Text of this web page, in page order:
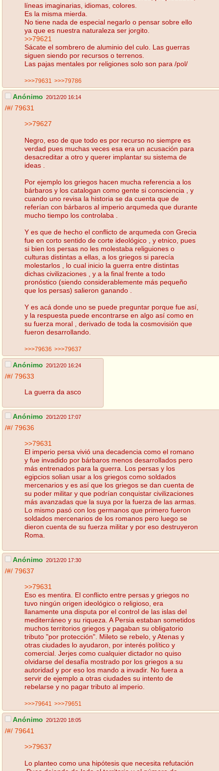
líneas imaginarias, idiomas, colores.
Es la misma mierda.
No tiene nada de especial negarlo o pensar sobre ello
ya que es nuestra naturaleza ser jorgito.
>>79621
Sácate el sombrero de aluminio del culo. Las guerras
siguen siendo por recursos o terrenos.
Las pajas mentales por religiones solo son para /pol/
>>>79631 >>>79786
Anónimo 20/12/20 16:14
/#/ 79631
>>79627
Negro, eso de que todo es por recurso no siempre es
verdad pues muchas veces esa era un acusación para
desacreditar a otro y querer implantar su sistema de
ideas .
Por ejemplo los griegos hacen mucha referencia a los
bárbaros y los catalogan como gente si consciencia , y
cuando uno revisa la historia se da cuenta que de
referían con bárbaros al imperio arqumeda que durante
mucho tiempo los controlaba .
Y es que de hecho el conflicto de arqumeda con Grecia
fue en corto sentido de corte ideológico , y etnico, pues
si bien los persas no les molestaba religuiones o
culturas distintas a ellas, a los griegos si parecía
molestarlos , lo cual inicio la guerra entre distintas
dichas civilizaciones , y a la final frente a todo
pronóstico (siendo considerablemente más pequeño
que los persas) salieron ganando .
Y es acá donde uno se puede preguntar porque fue así,
y la respuesta puede encontrarse en algo así como en
su fuerza moral , derivado de toda la cosmovisión que
fueron desarrollando.
>>>79636 >>>79637
Anónimo 20/12/20 16:24
/#/ 79633
La guerra da asco
Anónimo 20/12/20 17:07
/#/ 79636
>>79631
El imperio persa vivió una decadencia como el romano
y fue invadido por bárbaros menos desarrollados pero
más entrenados para la guerra. Los persas y los
egipcios solian usar a los griegos como soldados
mercenarios y es así que los griegos se dan cuenta de
su poder militar y que podrían conquistar civilizaciones
más avanzadas que la suya por la fuerza de las armas.
Lo mismo pasó con los germanos que primero fueron
soldados mercenarios de los romanos pero luego se
dieron cuenta de su fuerza militar y por eso destruyeron
Roma.
Anónimo 20/12/20 17:30
/#/ 79637
>>79631
Eso es mentira. El conflicto entre persas y griegos no
tuvo ningún origen ideológico o religioso, era
llanamente una disputa por el control de las islas del
mediterráneo y su riqueza. A Persia estaban sometidos
muchos territorios griegos y pagaban su obligatorio
tributo "por protección". Mileto se rebelo, y Atenas y
otras ciudades lo ayudaron, por interés político y
comercial. Jerjes como cualquier dictador no quiso
olvidarse del desafía mostrado por los griegos a su
autoridad y por eso los mando a invadir. No fuera a
servir de ejemplo a otras ciudades su intento de
rebelarse y no pagar tributo al imperio.
>>>79641 >>>79651
Anónimo 20/12/20 18:05
/#/ 79641
>>79637
Lo planteo como una hipótesis que necesita refutación